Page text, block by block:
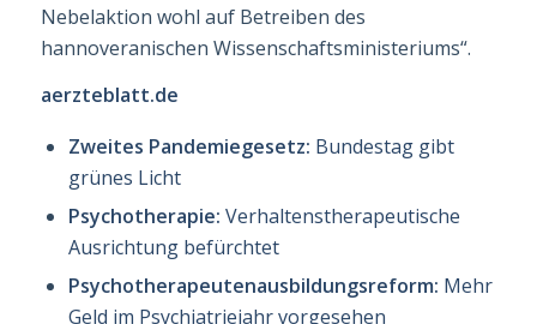
Nebelaktion wohl auf Betreiben des
hannoveranischen Wissenschaftsministeriums“.
aerzteblatt.de
Zweites Pandemiegesetz: Bundestag gibt
grünes Licht
Psychotherapie: Verhaltenstherapeutische
Ausrichtung befürchtet
Psy­cho­thera­peuten­aus­bildungsreform: Mehr
Geld im Psychiatriejahr vorgesehen